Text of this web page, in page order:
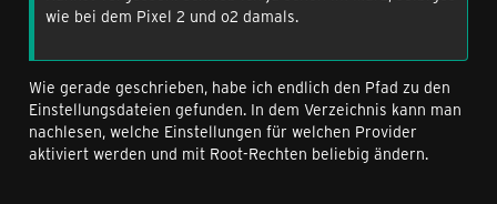
wie bei dem Pixel 2 und o2 damals.
Wie gerade geschrieben, habe ich endlich den Pfad zu den
Einstellungsdateien gefunden. In dem Verzeichnis kann man
nachlesen, welche Einstellungen für welchen Provider
aktiviert werden und mit Root-Rechten beliebig ändern.